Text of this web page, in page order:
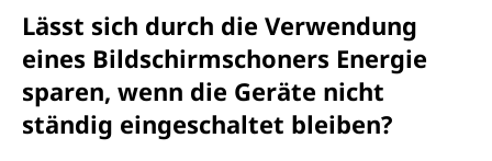
Lässt sich durch die Verwendung
eines Bildschirmschoners Energie
sparen, wenn die Geräte nicht
ständig eingeschaltet bleiben?